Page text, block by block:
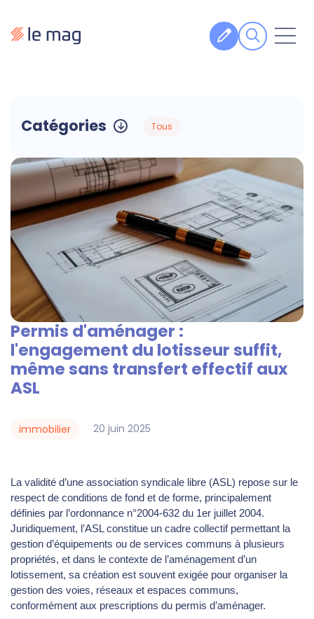
Podcasts
Legal design
À propos
Suivez-nous
Catégories
Permis d'aménager :
l'engagement du lotisseur suffit,
même sans transfert effectif aux
ASL
20 juin 2025
immobilier
La validité d’une association syndicale libre (ASL) repose sur le
respect de conditions de fond et de forme, principalement
définies par l’ordonnance n°2004-632 du 1er juillet 2004.
Juridiquement, l’ASL constitue un cadre collectif permettant la
gestion d’équipements ou de services communs à plusieurs
propriétés, et dans le contexte de l’aménagement d’un
lotissement, sa création est souvent exigée pour organiser la
gestion des voies, réseaux et espaces communs,
conformément aux prescriptions du permis d’aménager.